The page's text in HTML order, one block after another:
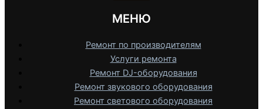
МЕНЮ
Ремонт по производителям
Услуги ремонта
Ремонт DJ-оборудования
Ремонт звукового оборудования
Ремонт светового оборудования